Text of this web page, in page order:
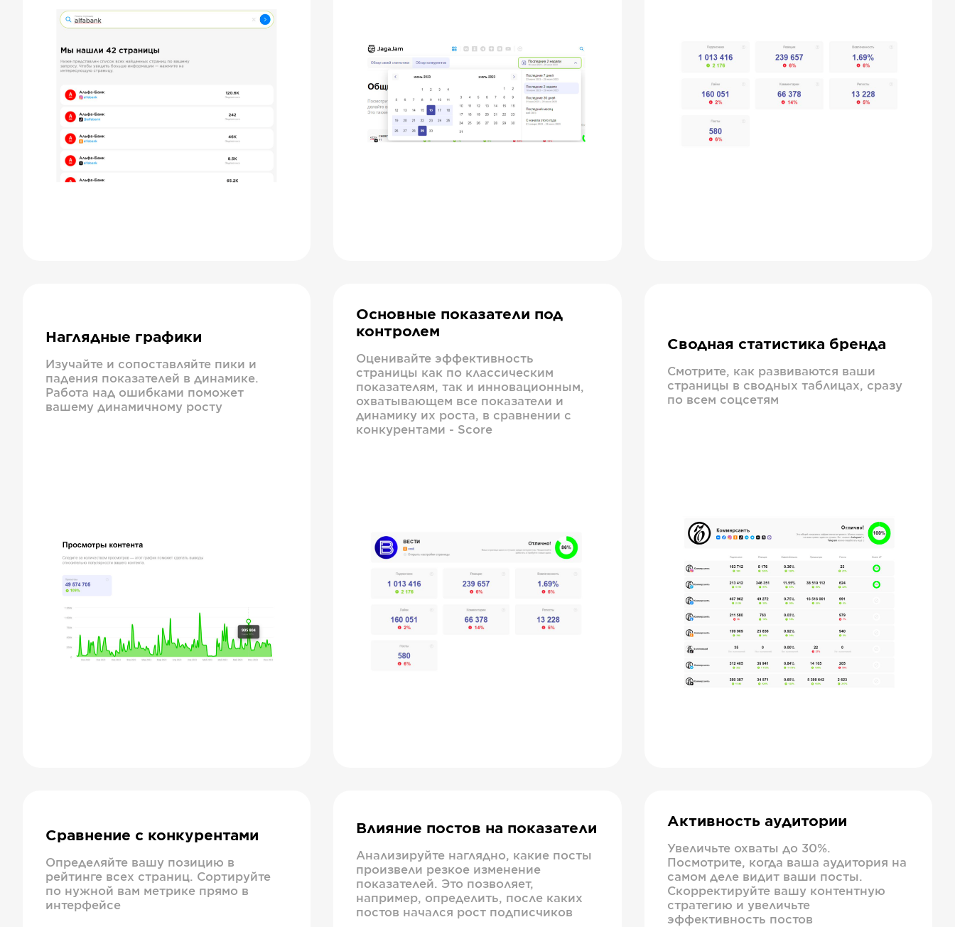
Наглядные графики
Изучайте и сопоставляйте пики и
падения показателей в динамике.
Работа над ошибками поможет
вашему динамичному росту
Основные показатели под
контролем
Оценивайте эффективность
страницы как по классическим
показателям, так и инновационным,
охватывающем все показатели и
динамику их роста, в сравнении с
конкурентами - Score
Сводная статистика бренда
Смотрите, как развиваются ваши
страницы в сводных таблицах, сразу
по всем соцсетям
Сравнение с конкурентами
Определяйте вашу позицию в
рейтинге всех страниц. Сортируйте
по нужной вам метрике прямо в
интерфейсе
Влияние постов на показатели
Анализируйте наглядно, какие посты
произвели резкое изменение
показателей. Это позволяет,
например, определить, после каких
постов начался рост подписчиков
Активность аудитории
Увеличьте охваты до 30%.
Посмотрите, когда ваша аудитория на
самом деле видит ваши посты.
Скорректируйте вашу контентную
стратегию и увеличьте
эффективность постов